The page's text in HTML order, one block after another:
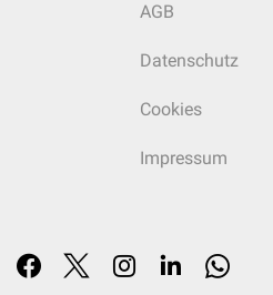
AGB
Datenschutz
Cookies
Impressum